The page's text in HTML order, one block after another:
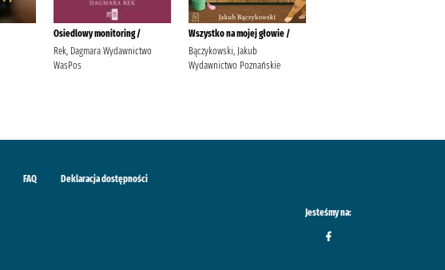
Osiedlowy monitoring /
Rek, Dagmara Wydawnictwo
WasPos
Wszystko na mojej głowie /
Bączykowski, Jakub
Wydawnictwo Poznańskie
FAQ Deklaracja dostępności
Jesteśmy na: